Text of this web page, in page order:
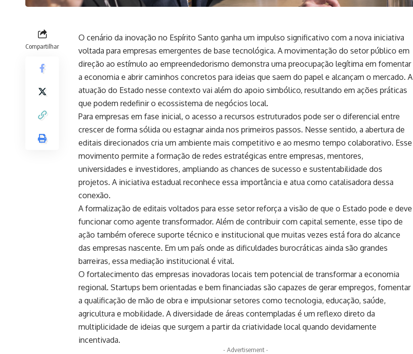
Compartilhar
O cenário da inovação no Espírito Santo ganha um impulso significativo com a nova iniciativa
voltada para empresas emergentes de base tecnológica. A movimentação do setor público em
direção ao estímulo ao empreendedorismo demonstra uma preocupação legítima em fomentar
a economia e abrir caminhos concretos para ideias que saem do papel e alcançam o mercado. A
atuação do Estado nesse contexto vai além do apoio simbólico, resultando em ações práticas
que podem redefinir o ecossistema de negócios local.
Para empresas em fase inicial, o acesso a recursos estruturados pode ser o diferencial entre
crescer de forma sólida ou estagnar ainda nos primeiros passos. Nesse sentido, a abertura de
editais direcionados cria um ambiente mais competitivo e ao mesmo tempo colaborativo. Esse
movimento permite a formação de redes estratégicas entre empresas, mentores,
universidades e investidores, ampliando as chances de sucesso e sustentabilidade dos
projetos. A iniciativa estadual reconhece essa importância e atua como catalisadora dessa
conexão.
A formalização de editais voltados para esse setor reforça a visão de que o Estado pode e deve
funcionar como agente transformador. Além de contribuir com capital semente, esse tipo de
ação também oferece suporte técnico e institucional que muitas vezes está fora do alcance
das empresas nascente. Em um país onde as dificuldades burocráticas ainda são grandes
barreiras, essa mediação institucional é vital.
O fortalecimento das empresas inovadoras locais tem potencial de transformar a economia
regional. Startups bem orientadas e bem financiadas são capazes de gerar empregos, fomentar
a qualificação de mão de obra e impulsionar setores como tecnologia, educação, saúde,
agricultura e mobilidade. A diversidade de áreas contempladas é um reflexo direto da
multiplicidade de ideias que surgem a partir da criatividade local quando devidamente
incentivada.
- Advertisement -